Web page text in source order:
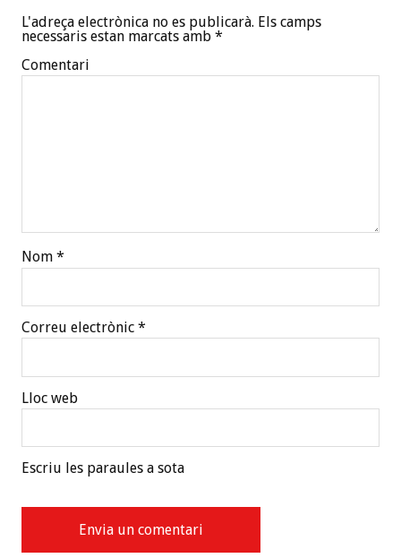
L'adreça electrònica no es publicarà. Els camps
necessaris estan marcats amb *
Comentari
Nom *
Correu electrònic *
Lloc web
Escriu les paraules a sota